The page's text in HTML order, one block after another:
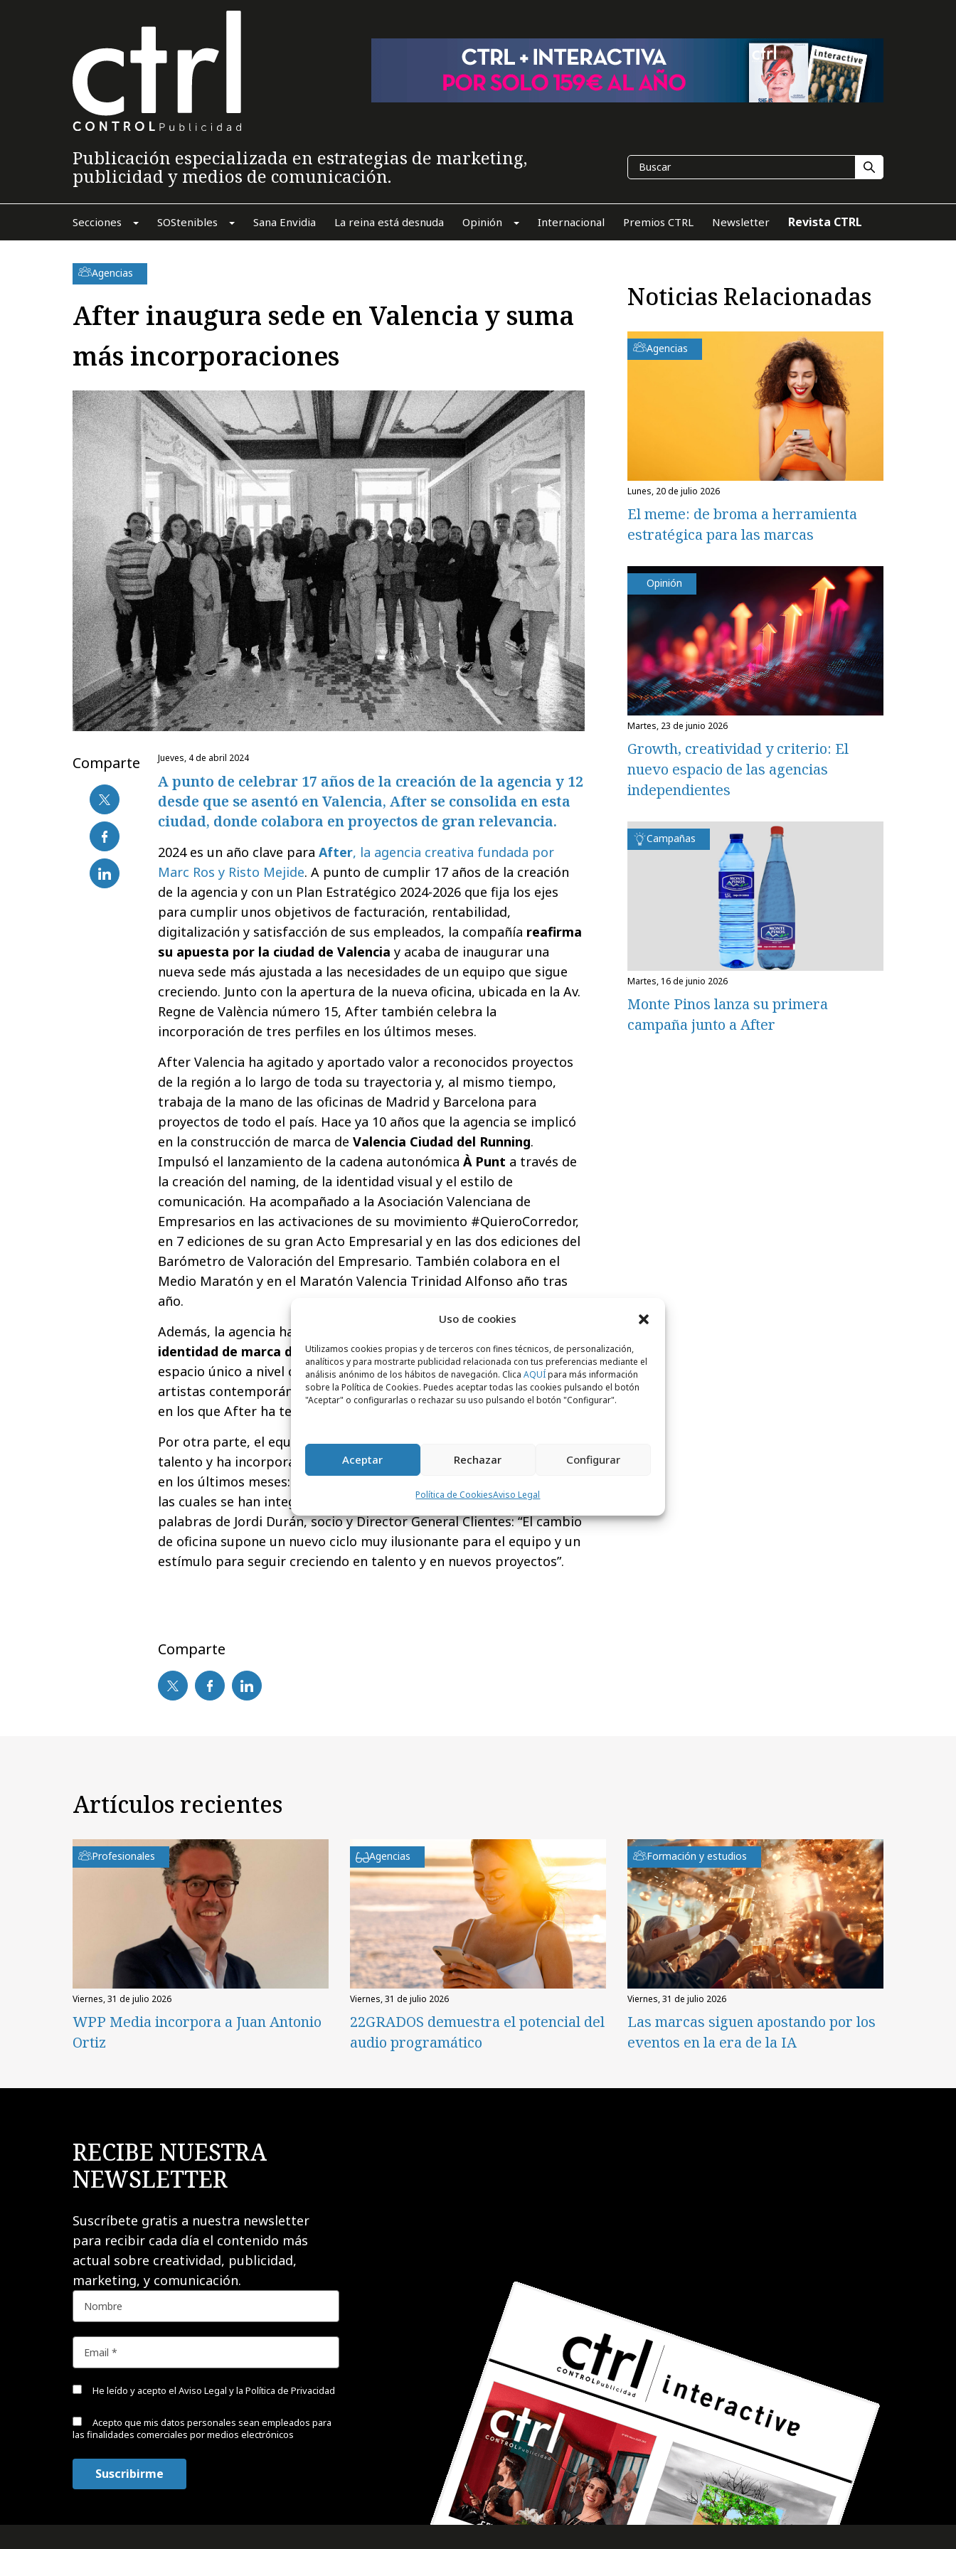
Uso de cookies
Utilizamos cookies propias y de terceros con fines técnicos, de personalización,
analíticos y para mostrarte publicidad relacionada con tus preferencias mediante el
análisis anónimo de los hábitos de navegación. Clica AQUÍpara más información
sobre la Política de Cookies. Puedes aceptar todas las cookies pulsando el botón
"Aceptar" o configurarlas o rechazar su uso pulsando el botón "Configurar".
Aceptar Rechazar Configurar
Política de CookiesAviso Legal
Publicación especializada en estrategias de marketing,
publicidad y medios de comunicación.
Secciones SOStenibles Sana Envidia La reina está desnuda Opinión Internacional Premios CTRL Newsletter Revista CTRL
Agencias
After inaugura sede en Valencia y suma
más incorporaciones
Comparte jueves, 4 de abril 2024
A punto de celebrar 17 años de la creación de la agencia y 12
desde que se asentó en Valencia, After se consolida en esta
ciudad, donde colabora en proyectos de gran relevancia.
2024 es un año clave para After, la agencia creativa fundada por
Marc Ros y Risto Mejide. A punto de cumplir 17 años de la creación
de la agencia y con un Plan Estratégico 2024-2026 que fija los ejes
para cumplir unos objetivos de facturación, rentabilidad,
digitalización y satisfacción de sus empleados, la compañía reafirma
su apuesta por la ciudad de Valencia y acaba de inaugurar una
nueva sede más ajustada a las necesidades de un equipo que sigue
creciendo. Junto con la apertura de la nueva oficina, ubicada en la Av.
Regne de València número 15, After también celebra la
incorporación de tres perfiles en los últimos meses.
After Valencia ha agitado y aportado valor a reconocidos proyectos
de la región a lo largo de toda su trayectoria y, al mismo tiempo,
trabaja de la mano de las oficinas de Madrid y Barcelona para
proyectos de todo el país. Hace ya 10 años que la agencia se implicó
en la construcción de marca de Valencia Ciudad del Running.
Impulsó el lanzamiento de la cadena autonómica À Punt a través de
la creación del naming, de la identidad visual y el estilo de
comunicación. Ha acompañado a la Asociación Valenciana de
Empresarios en las activaciones de su movimiento #QuieroCorredor,
en 7 ediciones de su gran Acto Empresarial y en las dos ediciones del
Barómetro de Valoración del Empresario. También colabora en el
Medio Maratón y en el Maratón Valencia Trinidad Alfonso año tras
año.
Además, la agencia ha formado parte activa de la creación de la
identidad de marca del Centro de Arte Hortensia Herrero, un
espacio único a nivel cultural que atesora más de 100 obras de 50
artistas contemporáneos. Y estos son solo algunos de los proyectos
en los que After ha tenido la oportunidad y el orgullo de trabajar.
Por otra parte, el equipo de After en Valencia continúa sumando
talento y ha incorporado a la plantilla a
tres nuevas profesionales
en los últimos meses: Elena Aguilar, Irene García y Marina Soriano,
las cuales se han integrado en las áreas de gestión y de proyectos. En
palabras de Jordi Durán, socio y Director General Clientes: “El cambio
de oficina supone un nuevo ciclo muy ilusionante para el equipo y un
estímulo para seguir creciendo en talento y en nuevos proyectos”.
Comparte
Noticias Relacionadas
Agencias
lunes, 20 de julio 2026
El meme: de broma a herramienta
estratégica para las marcas
Opinión
martes, 23 de junio 2026
Growth, creatividad y criterio: El
nuevo espacio de las agencias
independientes
Campañas
martes, 16 de junio 2026
Monte Pinos lanza su primera
campaña junto a After
Artículos recientes
Profesionales
viernes, 31 de julio 2026
WPP Media incorpora a Juan Antonio
Ortiz
Agencias
viernes, 31 de julio 2026
22GRADOS demuestra el potencial del
audio programático
Formación y estudios
viernes, 31 de julio 2026
Las marcas siguen apostando por los
eventos en la era de la IA
RECIBE NUESTRA
NEWSLETTER
Suscríbete gratis a nuestra newsletter
para recibir cada día el contenido más
actual sobre creatividad, publicidad,
marketing, y comunicación.
He leído y acepto el Aviso Legal y la Política de Privacidad
Acepto que mis datos personales sean empleados para
las finalidades comerciales por medios electrónicos